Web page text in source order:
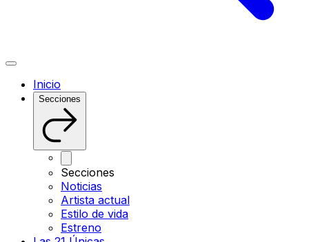
Inicio
Secciones
Secciones
Noticias
Artista actual
Estilo de vida
Estreno